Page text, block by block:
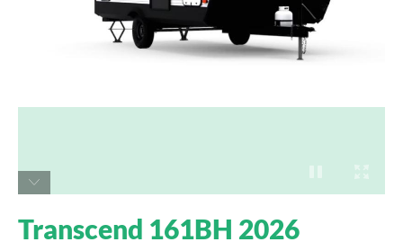
Transcend 161BH 2026